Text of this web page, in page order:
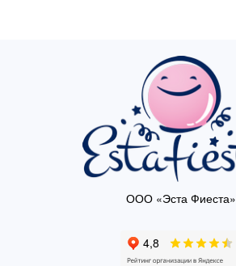
ООО «Эста Фиеста»